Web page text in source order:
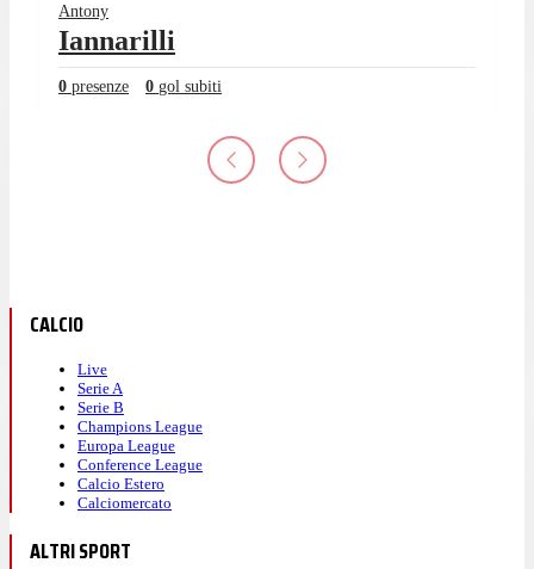
Antony
Iannarilli
0 presenze 0 gol subiti
CALCIO
Live
Serie A
Serie B
Champions League
Europa League
Conference League
Calcio Estero
Calciomercato
ALTRI SPORT